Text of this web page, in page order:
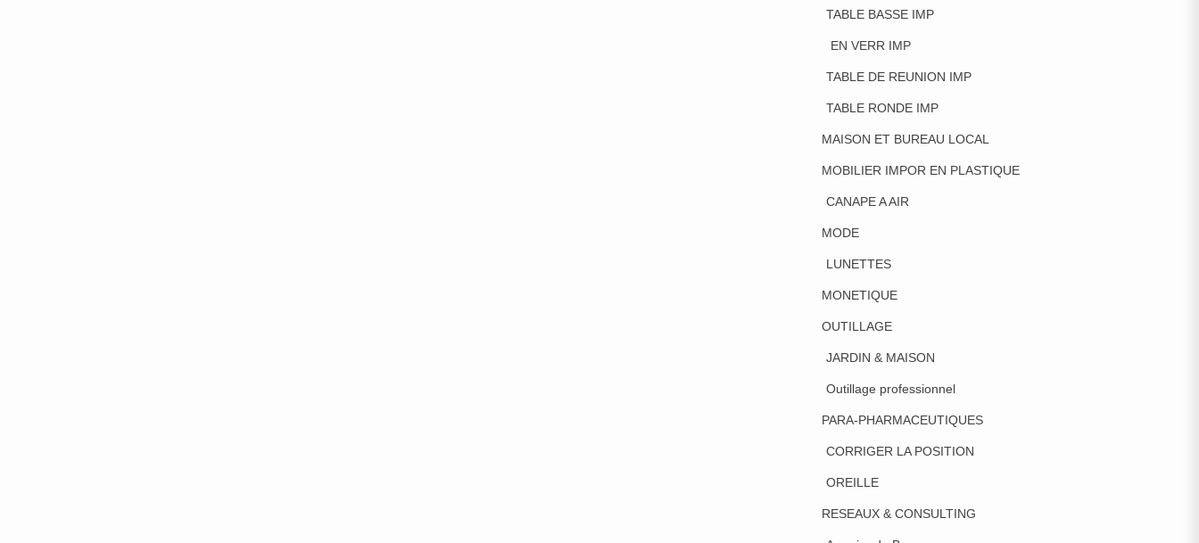
TABLE BASSE IMP
EN VERR IMP
TABLE DE REUNION IMP
TABLE RONDE IMP
MAISON ET BUREAU LOCAL
MOBILIER IMPOR EN PLASTIQUE
CANAPE A AIR
MODE
LUNETTES
MONETIQUE
OUTILLAGE
JARDIN & MAISON
Outillage professionnel
PARA-PHARMACEUTIQUES
CORRIGER LA POSITION
OREILLE
RESEAUX & CONSULTING